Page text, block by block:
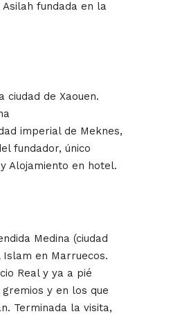
fundada en la
de Xaouen.
imperial de Meknes,
fundador, único
Alojamiento en hotel.
Medina (ciudad
en Marruecos.
Real y ya a pié
y en los que
Terminada la visita,